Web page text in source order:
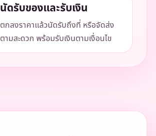
นัดรับของและรับเงิน
ตกลงราคาแล้วนัดรับถึงที่ หรือจัดส่ง
ตามสะดวก พร้อมรับเงินตามเงื่อนไข